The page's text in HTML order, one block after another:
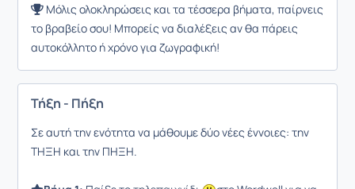
Μόλις ολοκληρώσεις και τα τέσσερα βήματα, παίρνεις
το βραβείο σου! Μπορείς να διαλέξεις αν θα πάρεις
αυτοκόλλητο ή χρόνο για ζωγραφική!
Τήξη - Πήξη
Σε αυτή την ενότητα να μάθουμε δύο νέες έννοιες: την
ΤΗΞΗ και την ΠΗΞΗ.